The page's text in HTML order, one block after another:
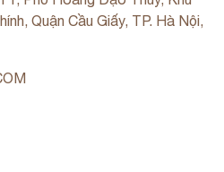
Quận Cầu Giấy, TP. Hà Nội,